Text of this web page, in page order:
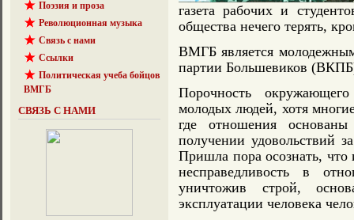
Поэзия и проза
Революционная музыка
Связь с нами
Ссылки
Политическая учеба бойцов
ВМГБ
СВЯЗЬ С НАМИ
газета рабочих и
общества нечего терять,
ВМГБ является
партии Большевиков
Порочность
молодых людей, хотя
где отношения
получении удовольствий
Пришла пора осознать, что
несправедливость в
уничтожив строй,
эксплуатации человека